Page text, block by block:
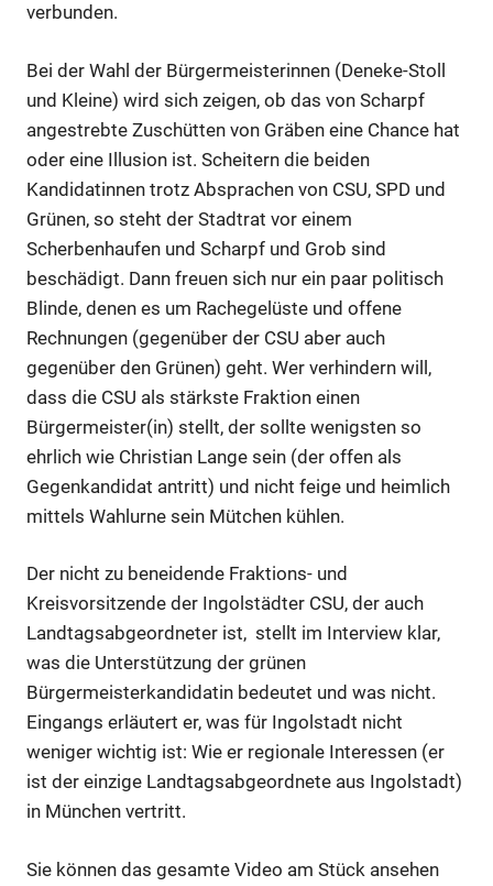
verbunden.
Bei der Wahl der Bürgermeisterinnen (Deneke-Stoll
und Kleine) wird sich zeigen, ob das von Scharpf
angestrebte Zuschütten von Gräben eine Chance hat
oder eine Illusion ist. Scheitern die beiden
Kandidatinnen trotz Absprachen von CSU, SPD und
Grünen, so steht der Stadtrat vor einem
Scherbenhaufen und Scharpf und Grob sind
beschädigt. Dann freuen sich nur ein paar politisch
Blinde, denen es um Rachegelüste und offene
Rechnungen (gegenüber der CSU aber auch
gegenüber den Grünen) geht. Wer verhindern will,
dass die CSU als stärkste Fraktion einen
Bürgermeister(in) stellt, der sollte wenigsten so
ehrlich wie Christian Lange sein (der offen als
Gegenkandidat antritt) und nicht feige und heimlich
mittels Wahlurne sein Mütchen kühlen.
Der nicht zu beneidende Fraktions- und
Kreisvorsitzende der Ingolstädter CSU, der auch
Landtagsabgeordneter ist, stellt im Interview klar,
was die Unterstützung der grünen
Bürgermeisterkandidatin bedeutet und was nicht.
Eingangs erläutert er, was für Ingolstadt nicht
weniger wichtig ist: Wie er regionale Interessen (er
ist der einzige Landtagsabgeordnete aus Ingolstadt)
in München vertritt.
Sie können das gesamte Video am Stück ansehen